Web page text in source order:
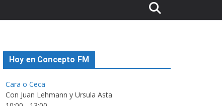
Hoy en Concepto FM
Cara o Ceca
Con Juan Lehmann y Ursula Asta